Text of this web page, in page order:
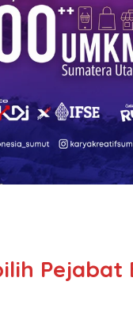
Pejabat